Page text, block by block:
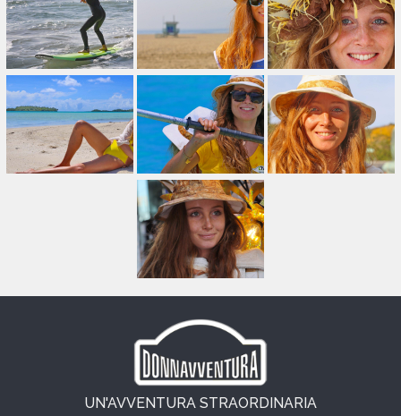
UN'AVVENTURA STRAORDINARIA